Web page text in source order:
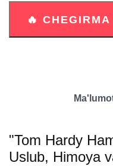
"Tom Hardy
Uslub, Himoya